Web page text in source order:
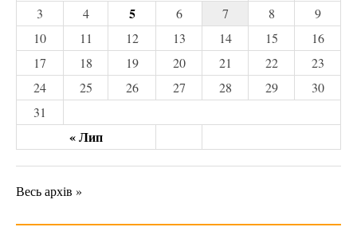
« Лип
3
4 5 6 7 8
9
10
11 12 13 14 15
16
17
18 19 20 21 22
23
24
25 26 27 28 29
30
31
Весь архів »